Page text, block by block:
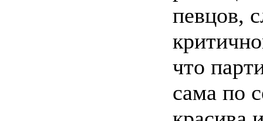
певцов,
что
сама по